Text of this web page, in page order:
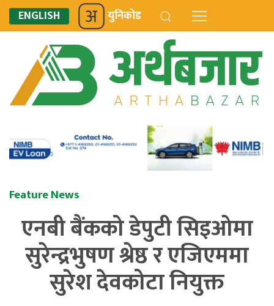
ENGLISH युनिकोड
Feature News
एनबी बैंकको डेपुटी सिइओमा
सुरेन्द्रभुषण श्रेष्ठ र एजिएममा
सुरेश देवकोटा नियुक्त